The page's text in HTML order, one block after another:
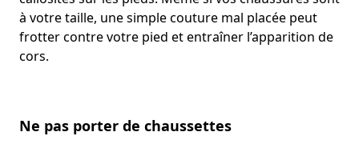
à votre taille, une simple couture mal placée peut
frotter contre votre pied et entraîner l’apparition de
cors.
Ne pas porter de chaussettes